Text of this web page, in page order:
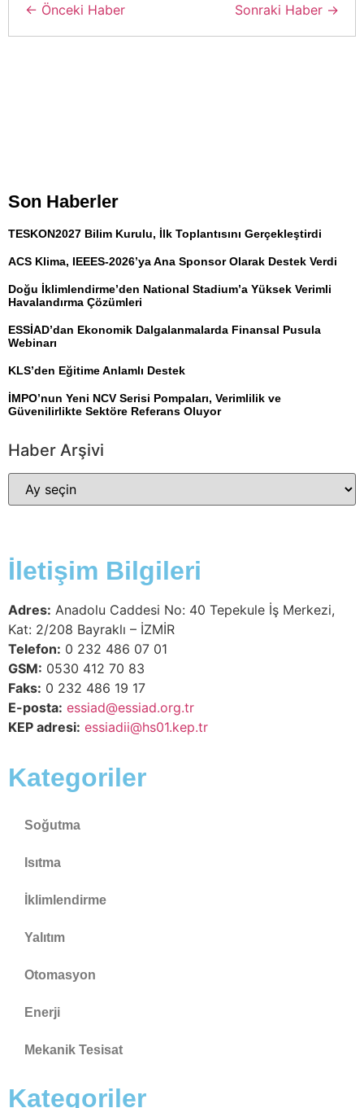
← Önceki Haber Sonraki Haber →
Son Haberler
TESKON2027 Bilim Kurulu, İlk Toplantısını Gerçekleştirdi
ACS Klima, IEEES-2026’ya Ana Sponsor Olarak Destek Verdi
Doğu İklimlendirme’den National Stadium’a Yüksek Verimli
Havalandırma Çözümleri
ESSİAD’dan Ekonomik Dalgalanmalarda Finansal Pusula
Webinarı
KLS’den Eğitime Anlamlı Destek
İMPO’nun Yeni NCV Serisi Pompaları, Verimlilik ve
Güvenilirlikte Sektöre Referans Oluyor
Haber Arşivi
İletişim Bilgileri
Adres: Anadolu Caddesi No: 40 Tepekule İş Merkezi,
Kat: 2/208 Bayraklı – İZMİR
Telefon: 0 232 486 07 01
GSM: 0530 412 70 83
Faks: 0 232 486 19 17
E-posta: essiad@essiad.org.tr
KEP adresi: essiadii@hs01.kep.tr
Kategoriler
Soğutma
Isıtma
İklimlendirme
Yalıtım
Otomasyon
Enerji
Mekanik Tesisat
Kategoriler